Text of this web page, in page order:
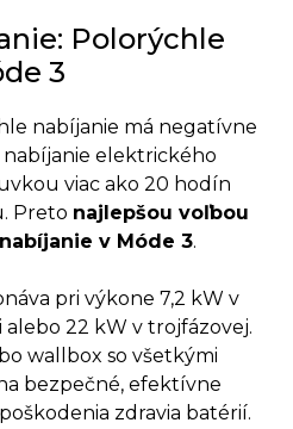
Polorýchle
3
nabíjanie má negatívne
nabíjanie elektrického
viac ako 20 hodín
Preto najlepšou voľbou
v Móde 3.
pri výkone 7,2 kW v
22 kW v trojfázovej.
wallbox so všetkými
bezpečné, efektívne
zdravia batérií.